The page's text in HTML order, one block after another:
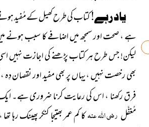
یاد رہے!کتاب کی طرح کھیل کے مُفید ہونے
ہے ، صحت اور سمجھ میں اضافے کا سبب ہونے
لیکن! جس طرح ہر کتاب پڑھنے کی اجازت نہیں
بھی رخصت نہیں ، یہاں پر بھی مفید اور نقصان دِہ ،
فرق رکھنا ، اس کی رعایت کرنا ضروری ہے۔
مُغفَّل رضی اللہ عنہکا کم عمر بھتیجا كنكر پھینک رہا